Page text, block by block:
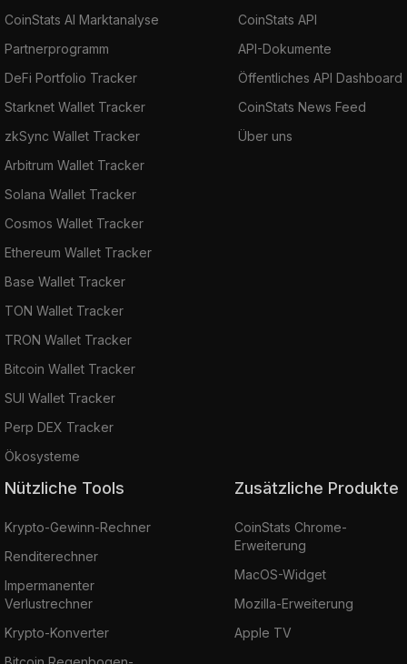
CoinStats AI Marktanalyse
Partnerprogramm
DeFi Portfolio Tracker
Starknet Wallet Tracker
zkSync Wallet Tracker
Arbitrum Wallet Tracker
Solana Wallet Tracker
Cosmos Wallet Tracker
Ethereum Wallet Tracker
Base Wallet Tracker
TON Wallet Tracker
TRON Wallet Tracker
Bitcoin Wallet Tracker
SUI Wallet Tracker
Perp DEX Tracker
Ökosysteme
CoinStats API
API-Dokumente
Öffentliches API Dashboard
CoinStats News Feed
Über uns
Nützliche Tools
Krypto-Gewinn-Rechner
Renditerechner
Impermanenter
Verlustrechner
Krypto-Konverter
Zusätzliche Produkte
CoinStats Chrome-
Erweiterung
MacOS-Widget
Mozilla-Erweiterung
Apple TV